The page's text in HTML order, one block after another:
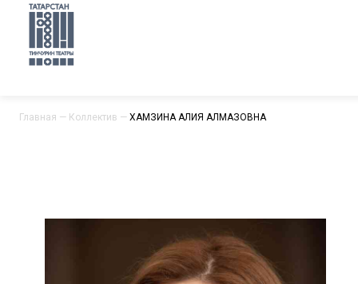
Главная — Коллектив — ХАМЗИНА АЛИЯ АЛМАЗОВНА